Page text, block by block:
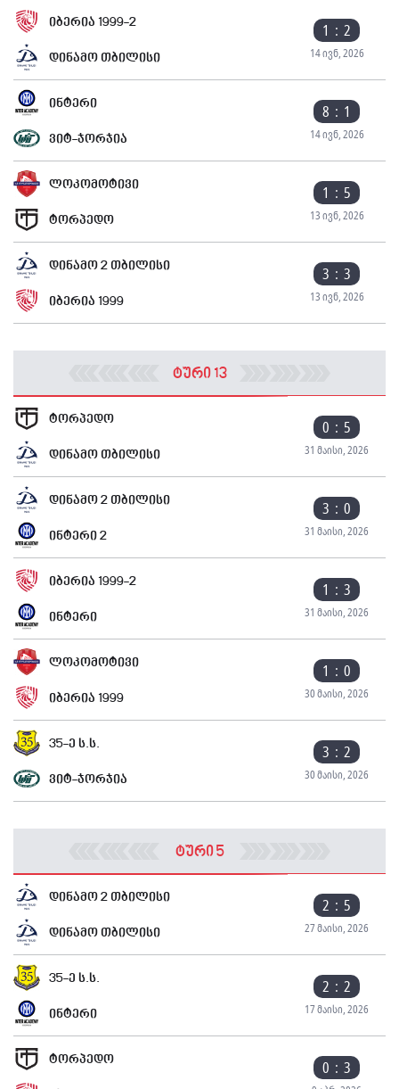
იბერია 1999-2 1 : 2
14 ივნ, 2026
დინამო თბილისი
ინტერი 8 : 1
14 ივნ, 2026
ვიტ-ჯორჯია
ლოკომოტივი 1 : 5
13 ივნ, 2026
ტორპედო
დინამო 2 თბილისი 3 : 3
13 ივნ, 2026
იბერია 1999
ტური 13
ტორპედო 0 : 5
31 მაისი, 2026
დინამო თბილისი
დინამო 2 თბილისი 3 : 0
31 მაისი, 2026
ინტერი 2
იბერია 1999-2 1 : 3
31 მაისი, 2026
ინტერი
ლოკომოტივი 1 : 0
30 მაისი, 2026
იბერია 1999
35-ე ს.ს. 3 : 2
30 მაისი, 2026
ვიტ-ჯორჯია
ტური 5
დინამო 2 თბილისი 2 : 5
27 მაისი, 2026
დინამო თბილისი
35-ე ს.ს. 2 : 2
17 მაისი, 2026
ინტერი
ტორპედო 0 : 3